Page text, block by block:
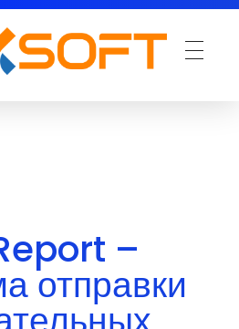
–
отправки